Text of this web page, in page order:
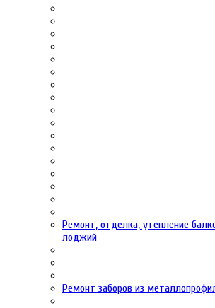
Ремонт, отделка, утепление
лоджий
Ремонт заборов из